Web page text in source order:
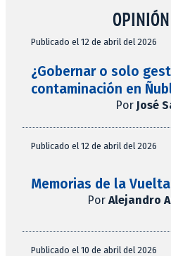
Publicado el 12 de abril del 2026
¿Gobernar o solo
contaminación en
Por José
Publicado el 12 de abril del 2026
Memorias de la
Por Alejandro
Publicado el 10 de abril del 2026